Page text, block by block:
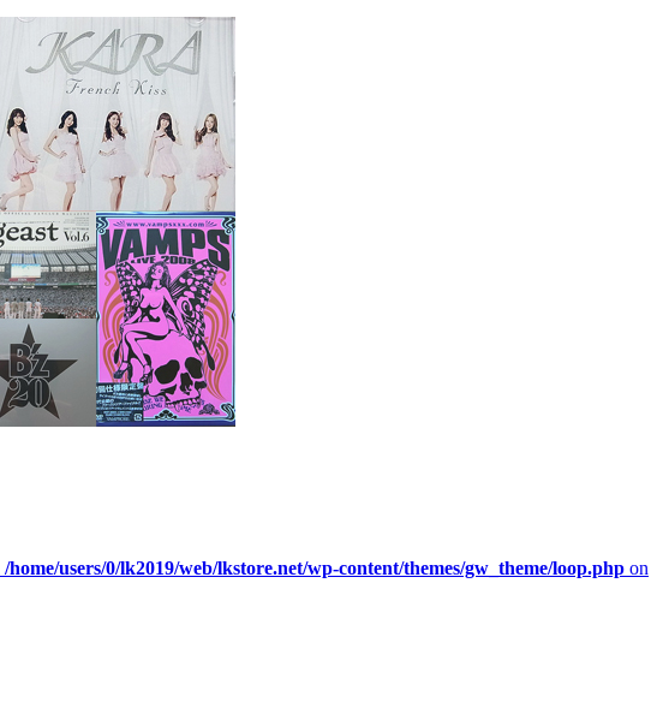
/home/users/0/lk2019/web/lkstore.net/wp-content/themes/gw_theme/loop.php on